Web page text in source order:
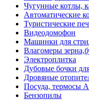
Чугунные котлы,
Автоматические
Туристические
Видеодомофон
Машинки для
Влагомеры
Электроплитка
Дубовые бочки
Дровяные
Посуда, термосы
Бензопилы